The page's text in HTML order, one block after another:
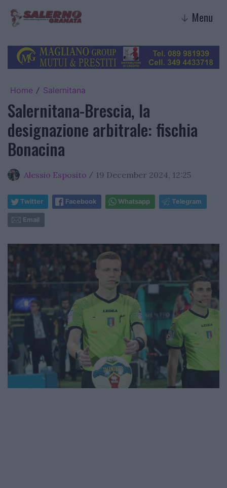
↓ Menu
Home / Salernitana
Salernitana-Brescia, la
designazione arbitrale: fischia
Bonacina
Alessio Esposito / 19 December 2024, 12:25
Twitter Facebook Whatsapp Telegram
Email